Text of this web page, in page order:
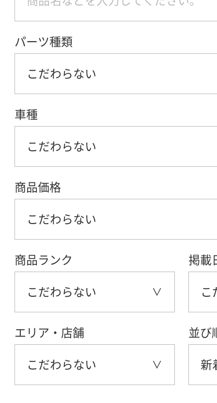
パーツ種類
こだわらない
車種
こだわらない
商品価格
こだわらない
商品ランク
こだわらない
掲載
こ
エリア・店舗
こだわらない
並び
新